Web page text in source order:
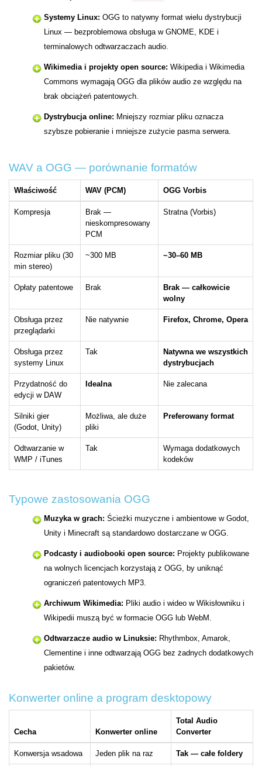
Systemy Linux: OGG to natywny format wielu dystrybucji
Linux — bezproblemowa obsługa w GNOME, KDE i
terminalowych odtwarzaczach audio.
Wikimedia i projekty open source: Wikipedia i Wikimedia
Commons wymagają OGG dla plików audio ze względu na
brak obciążeń patentowych.
Dystrybucja online: Mniejszy rozmiar pliku oznacza
szybsze pobieranie i mniejsze zużycie pasma serwera.
WAV a OGG — porównanie formatów
Właściwość WAV (PCM) OGG Vorbis
Kompresja
Brak —
nieskompresowany
PCM
Stratna (Vorbis)
Rozmiar pliku (30
min stereo)
~300 MB ~30–60 MB
Opłaty patentowe Brak
Brak — całkowicie
wolny
Obsługa przez
przeglądarki
Nie natywnie Firefox, Chrome, Opera
Obsługa przez
systemy Linux
Tak
Natywna we wszystkich
dystrybucjach
Przydatność do
edycji w DAW
Idealna Nie zalecana
Silniki gier
(Godot, Unity)
Możliwa, ale duże
pliki
Preferowany format
Odtwarzanie w
WMP / iTunes
Tak
Wymaga dodatkowych
kodeków
Typowe zastosowania OGG
Muzyka w grach: Ścieżki muzyczne i ambientowe w Godot,
Unity i Minecraft są standardowo dostarczane w OGG.
Podcasty i audiobooki open source: Projekty publikowane
na wolnych licencjach korzystają z OGG, by uniknąć
ograniczeń patentowych MP3.
Archiwum Wikimedia: Pliki audio i wideo w Wikisłowniku i
Wikipedii muszą być w formacie OGG lub WebM.
Odtwarzacze audio w Linuksie: Rhythmbox, Amarok,
Clementine i inne odtwarzają OGG bez żadnych dodatkowych
pakietów.
Konwerter online a program desktopowy
Cecha Konwerter online
Total Audio
Converter
Konwersja wsadowa Jeden plik na raz Tak — całe foldery